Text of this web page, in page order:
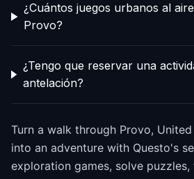
¿Cuántos juegos urbanos al
Provo?
¿Tengo que reservar una
antelación?
Turn a walk through Provo,
into an adventure with Questo's
exploration games, solve